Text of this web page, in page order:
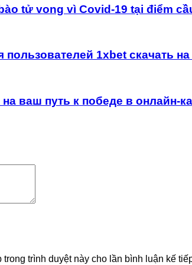
tử vong vì Covid-19 tại điểm
1xbet скачать
ваш путь к победе в онлайн-
trình duyệt này cho lần bình luận kế